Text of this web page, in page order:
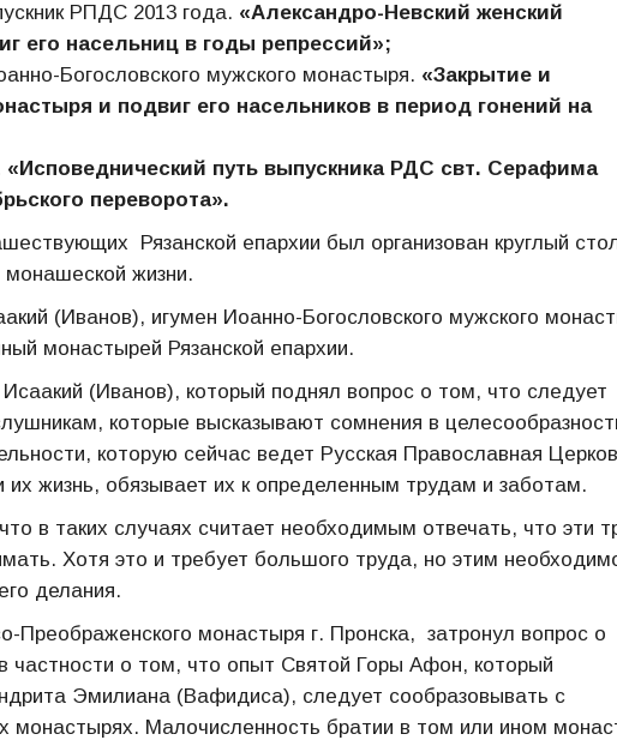
РПДС 2013 года. «Александро-Невский женский
его насельниц в годы репрессий»;
Богословского мужского монастыря. «Закрытие и
и подвиг его насельников в период гонений на
«Исповеднический путь выпускника РДС свт. Серафима
переворота».
Рязанской епархии был организован круглый
жизни.
(Иванов), игумен Иоанно-Богословского мужского
монастырей Рязанской епархии.
(Иванов), который поднял вопрос о том, что следует
которые высказывают сомнения в
которую сейчас ведет Русская Православная
их жизнь, обязывает их к определенным трудам и заботам.
в таких случаях считает необходимым отвечать, что эти
Хотя это и требует большого труда, но этим
делания.
Преображенского монастыря г. Пронска, затронул вопрос о
о том, что опыт Святой Горы Афон, который
Эмилиана (Вафидиса), следует сообразовывать с
монастырях. Малочисленность братии в том или ином